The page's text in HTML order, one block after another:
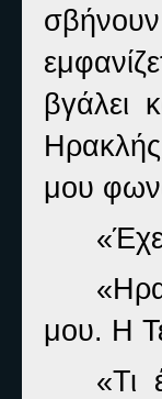
βγάλει
μου
μου. Η
«Τι